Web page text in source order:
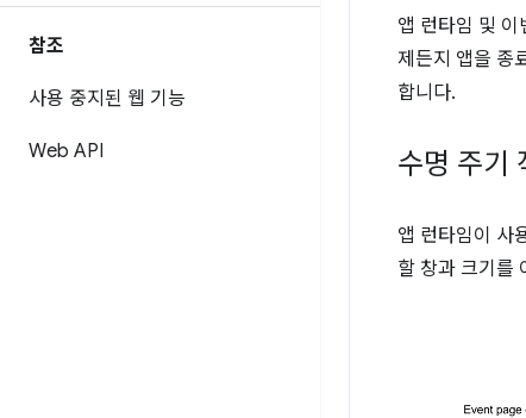
참조
사용 중지된 웹 기능
Web API
앱 런타임 및
제든지 앱을 종
합니다.
수명 주기
앱 런타임이 사
할 창과 크기를